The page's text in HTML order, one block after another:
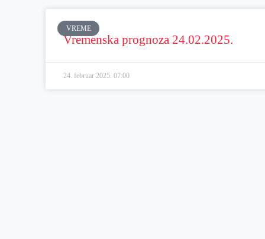
VREME
Vremenska prognoza 24.02.2025.
24. februar 2025.07:00